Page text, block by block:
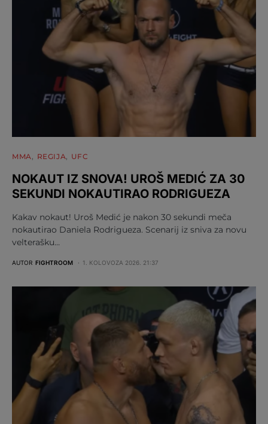
MMA REGIJA UFC
NOKAUT IZ SNOVA! UROŠ MEDIĆ ZA 30
SEKUNDI NOKAUTIRAO RODRIGUEZA
Kakav nokaut! Uroš Medić je nakon 30 sekundi meča
nokautirao Daniela Rodrigueza. Scenarij iz sniva za novu
velterašku…
AUTOR FIGHTROOM 1. KOLOVOZA 2026. 21:37